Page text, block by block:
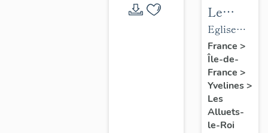
Le
mobilier
de
l'église
Saint-
Nicolas
Eglise
paroissiale
Saint-
Nicolas
France >
Île-de-
France >
Yvelines>
Les
Alluets-
le-Roi